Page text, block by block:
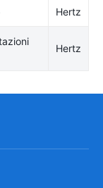
Hertz
Hertz